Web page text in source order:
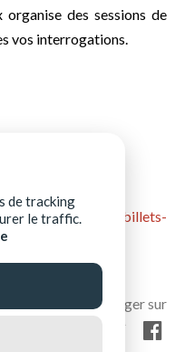
organise des sessions de
vos interrogations.
e/billets-
de tracking
le traffic.